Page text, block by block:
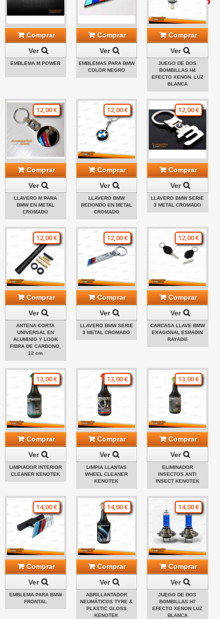
Comprar
Ver
EMBLEMA M POWER
Comprar
Ver
EMBLEMAS PARA BMW
COLOR NEGRO
Comprar
Ver
JUEGO DE DOS
BOMBILLAS H4
EFECTO XENON. LUZ
BLANCA
12,00 €
Comprar
Ver
LLAVERO M PARA
BMW EN METAL
CROMADO
12,00 €
Comprar
Ver
LLAVERO BMW
REDONDO EN METAL
CROMADO
12,00 €
Comprar
Ver
LLAVERO BMW SERIE
3 METAL CROMADO
12,00 €
Comprar
Ver
ANTENA CORTA
UNIVERSAL EN
ALUMINIO Y LOOK
FIBRA DE CARBONO,
12 cm
12,00 €
Comprar
Ver
LLAVERO BMW SERIE
3 METAL CROMADO
12,00 €
Comprar
Ver
CARCASA LLAVE BMW
EXAGONAL ESPADIN
RAYADO
13,00 €
Comprar
Ver
LIMPIADOR INTERIOR
CLEANER KENOTEK
13,00 €
Comprar
Ver
LIMPIA LLANTAS
WHEEL CLEANER
KENOTEK
13,00 €
Comprar
Ver
ELIMINADOR
INSECTOS ANTI
INSECT KENOTEK
14,00 €
Comprar
Ver
EMBLEMA PARA BMW
FRONTAL
14,00 €
Comprar
Ver
ABRILLANTADOR
NEUMÁTICOS TYRE &
PLASTIC GLOSS
KENOTEK
14,00 €
Comprar
Ver
JUEGO DE DOS
BOMBILLAS H7
EFECTO XENON LUZ
BLANCA